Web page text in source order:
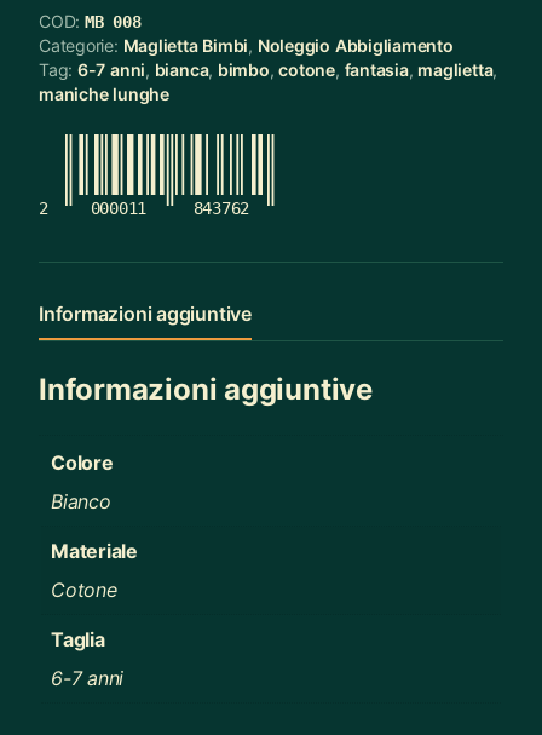
COD: MB 008
Categorie: Maglietta Bimbi, Noleggio Abbigliamento
Tag: 6-7 anni, bianca, bimbo,cotone, fantasia, maglietta,
maniche lunghe
2 000011 843762
Informazioni aggiuntive
Informazioni aggiuntive
Colore
Bianco
Materiale
Cotone
Taglia
6-7 anni